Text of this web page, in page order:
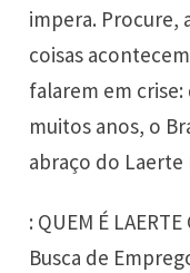
impera. Procure,
coisas
falarem em
muitos anos, o
abraço do
: QUEM É
Busca de